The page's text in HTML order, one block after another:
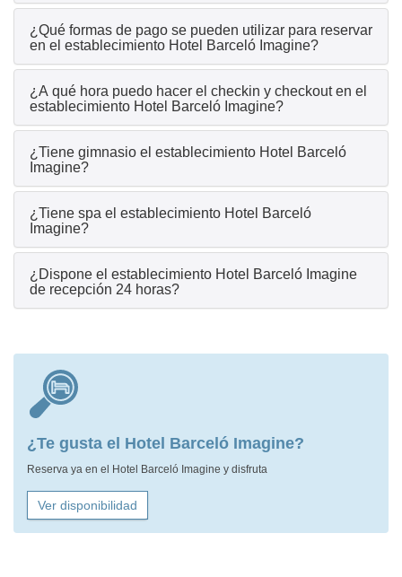
¿Qué formas de pago se pueden utilizar para reservar
en el establecimiento Hotel Barceló Imagine?
¿A qué hora puedo hacer el checkin y checkout en el
establecimiento Hotel Barceló Imagine?
¿Tiene gimnasio el establecimiento Hotel Barceló
Imagine?
¿Tiene spa el establecimiento Hotel Barceló
Imagine?
¿Dispone el establecimiento Hotel Barceló Imagine
de recepción 24 horas?
¿Te gusta el Hotel Barceló Imagine?
Reserva ya en el Hotel Barceló Imagine y disfruta
Ver disponibilidad